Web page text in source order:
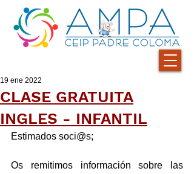
CLASE GRATUITA
INGLES - INFANTIL
19 ene 2022
Estimados soci@s;
Os remitimos información sobre las